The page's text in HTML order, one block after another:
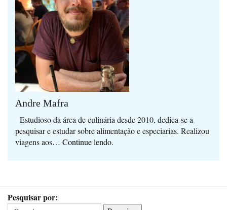
Andre Mafra
Estudioso da área de culinária desde 2010, dedica-se a
pesquisar e estudar sobre alimentação e especiarias. Realizou
viagens aos… Continue lendo.
Pesquisar por: